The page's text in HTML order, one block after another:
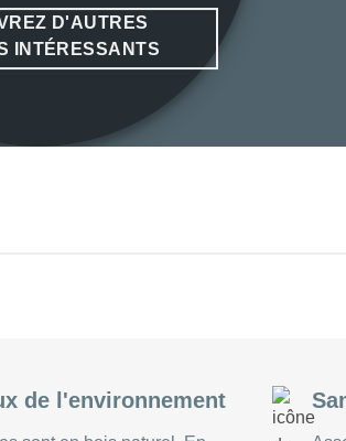
D'AUTRES
INTÉRESSANTS
de l'environnement